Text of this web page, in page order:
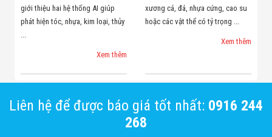
giới thiệu hai hệ thống AI giúp
phát hiện tóc, nhựa, kim loại, thủy
Xem thêm
xương cá, đá, nhựa cứng, cao su
hoặc các vật thể có tỷ trọng ...
Xem thêm
Liên hệ để được báo giá tốt nhất: 0916 244
268